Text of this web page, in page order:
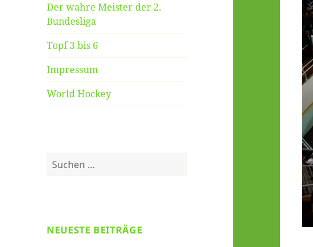
Der wahre Meister der 2.
Bundesliga
Topf 3 bis 6
Impressum
World Hockey
Suche
nach:
NEUESTE BEITRÄGE